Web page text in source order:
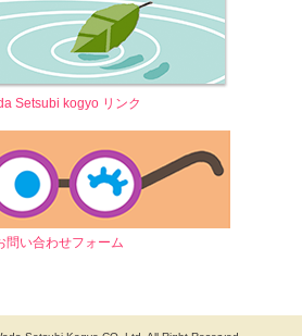
Setsubi kogyo リンク
問い合わせフォーム